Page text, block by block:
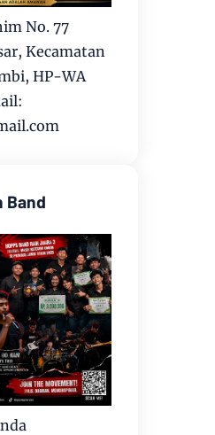
No. 77
Kecamatan
HP-WA
Band